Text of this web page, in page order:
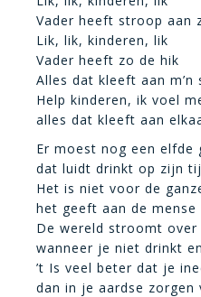
Vader heeft stroop aan
Lik, lik, kinderen, lik
Vader heeft zo de hik
Alles dat kleeft aan m’n
Help kinderen, ik voel
alles dat kleeft aan
Er moest nog een elfde
dat luidt drinkt op zijn
Het is niet voor de
het geeft aan de mense
De wereld stroomt over
wanneer je niet drinkt
’t Is veel beter dat je
dan in je aardse zorgen